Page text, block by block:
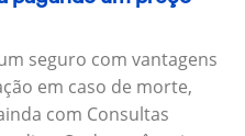
seguro com vantagens
em caso de morte,
com Consultas